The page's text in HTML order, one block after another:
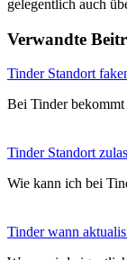
gelegentlich auch
Verwandte
Tinder Standort
Bei Tinder
Tinder Standort
Wie kann ich bei
Tinder wann